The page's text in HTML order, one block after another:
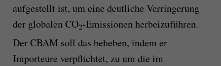
aufgestellt ist, um eine deutliche Verringerung
der globalen CO2-Emissionen herbeizuführen.
Der CBAM soll das beheben, indem er
Importeure verpflichtet, zu um die im